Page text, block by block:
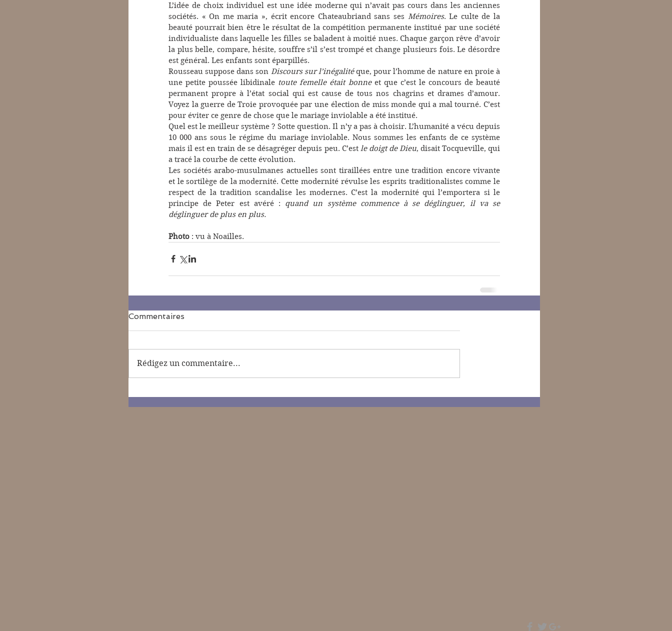
L’idée de choix individuel est une idée moderne qui n’avait pas cours dans les anciennes
sociétés. « On me maria », écrit encore Chateaubriand sans ses Mémoires. Le culte de la
beauté pourrait bien être le résultat de la compétition permanente institué par une société
individualiste dans laquelle les filles se baladent à moitié nues. Chaque garçon rêve d’avoir
la plus belle, compare, hésite, souffre s’il s’est trompé et change plusieurs fois. Le désordre
est général. Les enfants sont éparpillés.
Rousseau suppose dans son Discours sur l’inégalité que, pour l’homme de nature en proie à
une petite poussée libidinale toute femelle était bonne et que c’est le concours de beauté
permanent propre à l’état social qui est cause de tous nos chagrins et drames d’amour.
Voyez la guerre de Troie provoquée par une élection de miss monde qui a mal tourné. C’est
pour éviter ce genre de chose que le mariage inviolable a été institué.
Quel est le meilleur système ? Sotte question. Il n’y a pas à choisir. L’humanité a vécu depuis
10 000 ans sous le régime du mariage inviolable. Nous sommes les enfants de ce système
mais il est en train de se désagréger depuis peu. C’est le doigt de Dieu, disait Tocqueville, qui
a tracé la courbe de cette évolution.
Les sociétés arabo-musulmanes actuelles sont tiraillées entre une tradition encore vivante
et le sortilège de la modernité. Cette modernité révulse les esprits traditionalistes comme le
respect de la tradition scandalise les modernes. C’est la modernité qui l’emportera si le
principe de Peter est avéré : quand un système commence à se déglinguer, il va se
déglinguer de plus en plus.
Photo : vu à Noailles.
Commentaires
Rédigez un commentaire...